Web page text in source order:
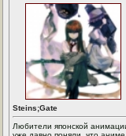
Steins;Gate
Любители японской